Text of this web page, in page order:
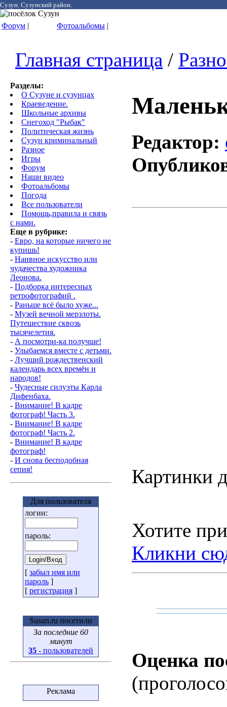
Сузун. Сузунский район.
Форум | Фотоальбомы |
Главная страница /
Разделы:
О Сузуне и сузунцах
Краеведение.
Школьные архивы
Снегоход "Рыбак"
Политическая жизнь
Сузун криминальный
Разное
Игры
Форум
Наши видео
Фотоальбомы
Погода
Все пользователи
Помощь,правила и связь
с нами.
Еще в рубрике:
- Евро, на которые ничего не
купишь!
- Наивное искусство или
чудачества художника
Леонова.
- Подборка интересных
ретрофотографий .
- Раньше всё было хуже...
- Музей вечной мерзлоты.
Путешествие сквозь
тысячелетия.
- А посмотри-ка получше!
- Улыбаемся вместе с детьми.
- Лучший рождественский
календарь всех времён и
народов!
- Чудесные силуэты Карла
Дифенбаха.
- Внимание! В кадре
фотограф! Часть 3.
- Внимание! В кадре
фотограф! Часть 2.
- Внимание! В кадре
фотограф!
- И снова бесподобная
сепия!
Для пользователя
логин:
пароль:
[ забыл имя или
пароль ]
[ регистрация ]
Susun.ru посетили
За последние 60
минут
35 - пользователей
Реклама
Редактор:
Картинки
Хотите
Кликни
Оценка